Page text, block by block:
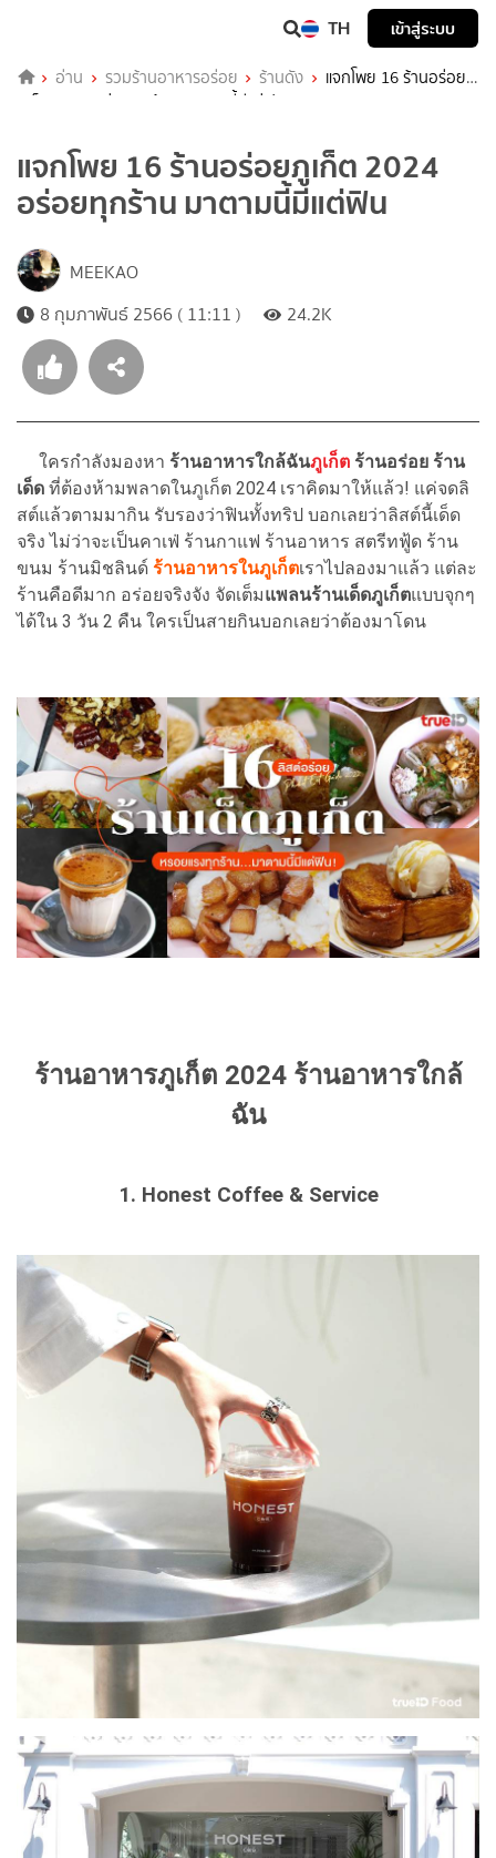
TH เข้าสู่ระบบ
อ่าน รวมร้านอาหารอร่อย ร้านดัง
แจกโพย 16 ร้านอร่อย
ภูเก็ต 2024 อร่อยทุกร้าน มาตามนี้มีแต่ฟิน
แจกโพย 16 ร้านอร่อยภูเก็ต 2024
อร่อยทุกร้าน มาตามนี้มีแต่ฟิน
MEEKAO
8 กุมภาพันธ์ 2566 ( 11:11 )
24.2K
ใครกำลังมองหา ร้านอาหารใกล้ฉันภูเก็ต ร้านอร่อย ร้าน
เด็ด ที่ต้องห้ามพลาดในภูเก็ต 2024 เราคิดมาให้แล้ว! แค่จดลิ
สต์แล้วตามมากิน รับรองว่าฟินทั้งทริป บอกเลยว่าลิสต์นี้เด็ด
จริง ไม่ว่าจะเป็นคาเฟ่ ร้านกาแฟ ร้านอาหาร สตรีทฟู้ด ร้าน
ขนม ร้านมิชลินด์ ร้านอาหารในภูเก็ตเราไปลองมาแล้ว แต่ละ
ร้านคือดีมาก อร่อยจริงจัง จัดเต็มแพลนร้านเด็ดภูเก็ตแบบจุกๆ
ได้ใน 3 วัน 2 คืน ใครเป็นสายกินบอกเลยว่าต้องมาโดน
ร้านอาหารภูเก็ต 2024 ร้านอาหารใกล้
ฉัน
1. Honest Coffee & Service